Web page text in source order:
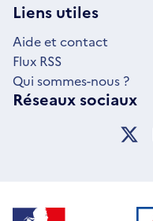
Liens utiles
Aide et contact
Flux RSS
Qui sommes-nous ?
Réseaux sociaux